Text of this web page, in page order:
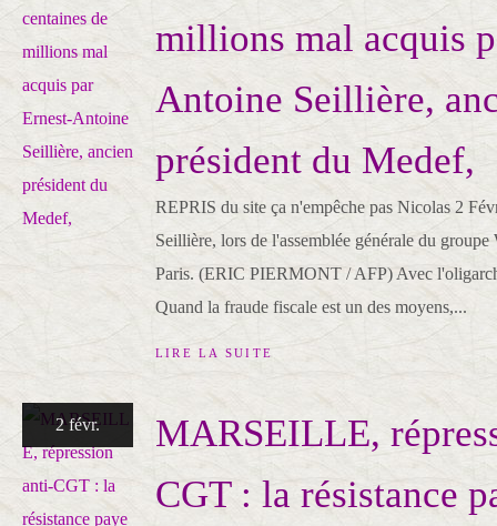
millions mal acquis
Antoine Seillière,
président du Medef,
REPRIS du site ça n'empêche pas Nicolas 2
Seillière, lors de l'assemblée générale du
Paris. (ERIC PIERMONT / AFP) Avec
Quand la fraude fiscale est un des moyens,...
LIRE LA SUITE
2 févr.
MARSEILLE,
CGT : la résistance